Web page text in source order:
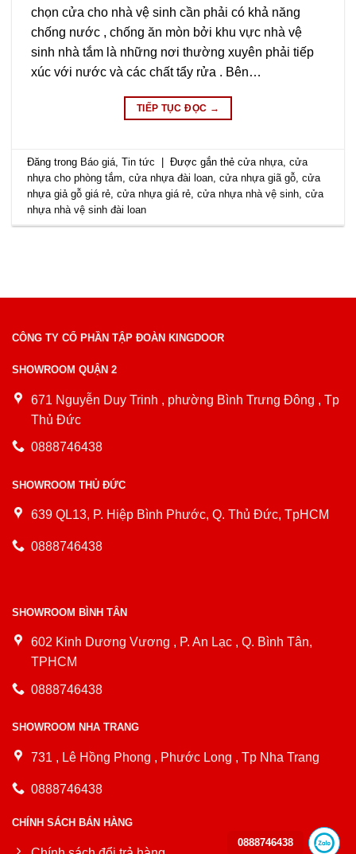
chọn cửa cho nhà vệ sinh cần phải có khả năng
chống nước , chống ăn mòn bởi khu vực nhà vệ
sinh nhà tắm là những nơi thường xuyên phải tiếp
xúc với nước và các chất tẩy rửa . Bên…
TIẾP TỤC ĐỌC →
Đăng trong Báo giá,Tin tức Được gắn thẻcửa nhựa,cửa
nhựa cho phòng tắm,cửa nhựa đài loan,cửa nhựa giã gỗ,cửa
nhựa giả gỗ giá rẻ,cửa nhựa giá rẻ,cửa nhựa nhà vệ sinh,cửa
nhựa nhà vệ sinh đài loan
CÔNG TY CỔ PHẦN TẬP ĐOÀN KINGDOOR
SHOWROOM QUẬN 2
671 Nguyễn Duy Trinh , phường Bình Trưng Đông , Tp
Thủ Đức
0888746438
SHOWROOM THỦ ĐỨC
639 QL13, P. Hiệp Bình Phước, Q. Thủ Đức, TpHCM
0888746438
SHOWROOM BÌNH TÂN
602 Kinh Dương Vương , P. An Lạc , Q. Bình Tân,
TPHCM
0888746438
SHOWROOM NHA TRANG
731 , Lê Hồng Phong , Phước Long , Tp Nha Trang
0888746438
CHÍNH SÁCH BÁN HÀNG
0888746438